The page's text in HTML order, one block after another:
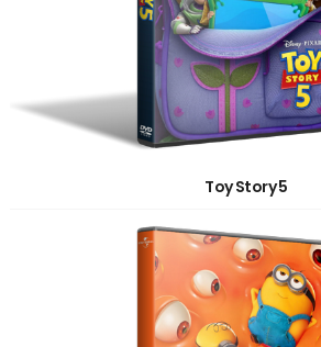
Toy Story 5